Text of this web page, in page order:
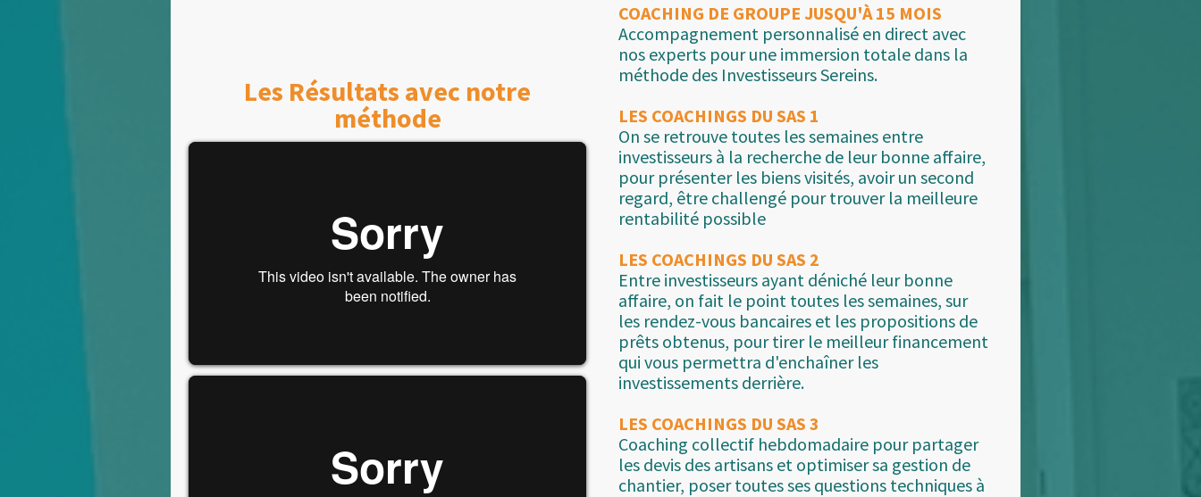
Les Résultats avec notre
méthode
COACHING DE GROUPE JUSQU'À 15 MOIS
Accompagnement personnalisé en direct avec
nos experts pour une immersion totale dans la
méthode des Investisseurs Sereins.
LES COACHINGS DU SAS 1
On se retrouve toutes les semaines entre
investisseurs à la recherche de leur bonne affaire,
pour présenter les biens visités, avoir un second
regard, être challengé pour trouver la meilleure
rentabilité possible
LES COACHINGS DU SAS 2
Entre investisseurs ayant déniché leur bonne
affaire, on fait le point toutes les semaines, sur
les rendez-vous bancaires et les propositions de
prêts obtenus, pour tirer le meilleur financement
qui vous permettra d'enchaîner les
investissements derrière.
LES COACHINGS DU SAS 3
Coaching collectif hebdomadaire pour partager
les devis des artisans et optimiser sa gestion de
chantier, poser toutes ses questions techniques à